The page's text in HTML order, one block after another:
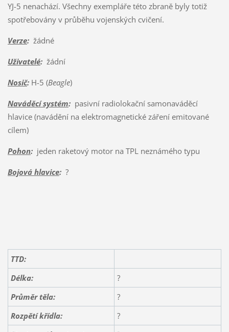
YJ-5 nenachází. Všechny exempláře této zbraně byly totiž
spotřebovány v průběhu vojenských cvičení.
Verze:žádné
Uživatelé:žádní
Nosič:H-5 (Beagle)
Naváděcí systém:pasivní radiolokační samonaváděcí
hlavice (navádění na elektromagnetické záření emitované
cílem)
Pohon:jeden raketový motor na TPL neznámého typu
Bojová hlavice:?
TTD:
Délka:
?
Průměr těla:
?
Rozpětí křídla:
?